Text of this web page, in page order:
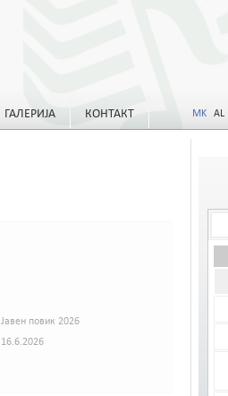
ГАЛЕРИЈА КОНТАКТ MK AL
Јавен повик 2026
16.6.2026